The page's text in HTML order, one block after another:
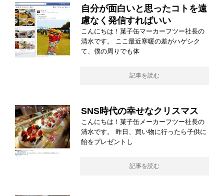
自分が面白いと思ったコトを遠
慮なく発信すればいい
こんにちは！菓子缶マーカーフツー社長の
清水です。 ここ最近寒暖の差がハゲシク
て、僕の周りでも体
記事を読む
SNS時代の幸せなクリスマス
こんにちは！菓子缶メーカーフツー社長の
清水です。 昨日、買い物に行ったら子供に
飴をプレゼントし
記事を読む